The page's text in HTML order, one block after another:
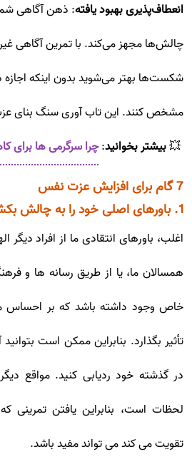
انعطاف‌پذیری بهبود یافته: ذهن آگاهی شما
چالش‌ها مجهز می‌کند. با تمرین آگاهی
شکست‌ها بهتر می‌شوید بدون اینکه
مشخص کنند. این تاب آوری سنگ بنای
💥بیشتر بخوانید:چرا سرگرمی ها
7 گام برای افزایش عزت نفس
1. باورهای اصلی خود را به چالش بکشید.
اغلب، باورهای انتقادی ما از افراد دیگر
همسالان ما، یا از طریق رسانه ها و
خاص وجود داشته باشد که بر احساس
تأثیر بگذارد. بنابراین ممکن است بتوانید
در گذشته خود ردیابی کنید. مواقع
لحظات است، بنابراین یافتن
تقویت می کند می تواند مفید باشد.